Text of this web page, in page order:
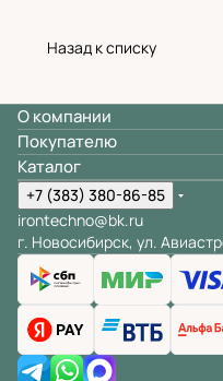
Назад к списку
О компании
Покупателю
Каталог
+7 (383) 380-86-85
irontechno@bk.ru
г. Новосибирск, ул.